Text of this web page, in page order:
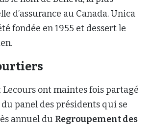
d’assurance au Canada. Unica
fondée en 1955 et dessert le
Lecours ont maintes fois partagé
panel des présidents qui se
annuel du Regroupement des